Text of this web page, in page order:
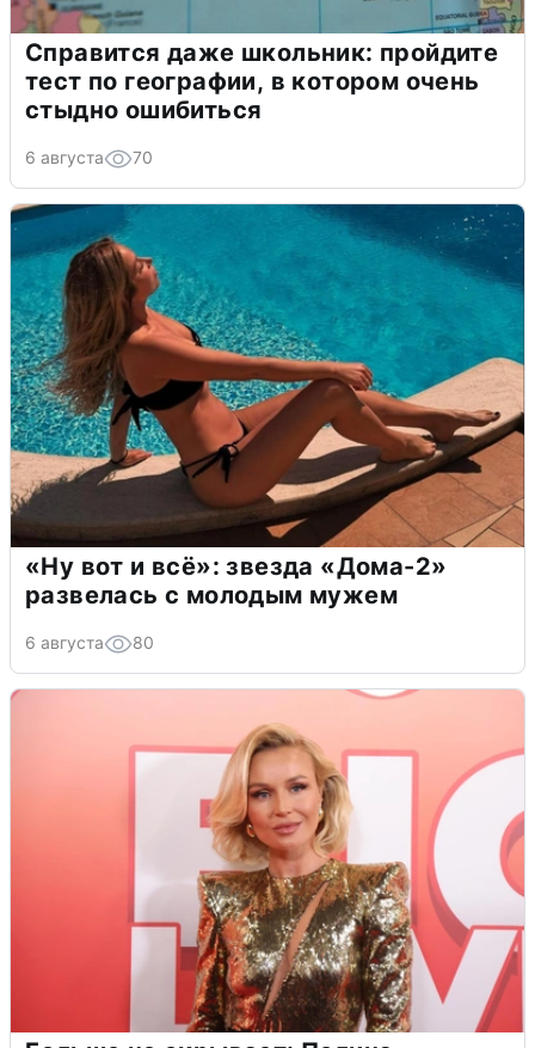
Справится даже школьник: пройдите
тест по географии, в котором очень
стыдно ошибиться
6 августа 70
«Ну вот и всё»: звезда «Дома-2»
развелась с молодым мужем
6 августа 80